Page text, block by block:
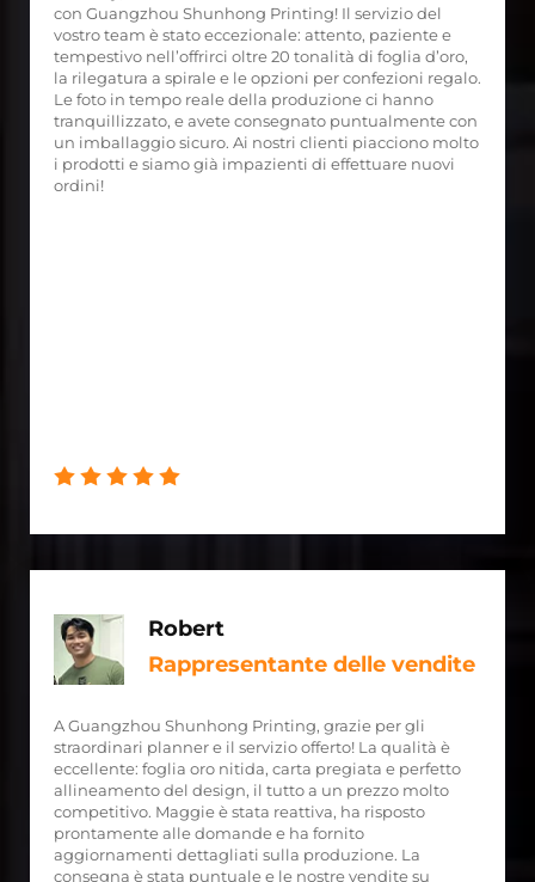
con Guangzhou Shunhong Printing! Il servizio del
vostro team è stato eccezionale: attento, paziente e
tempestivo nell’offrirci oltre 20 tonalità di foglia d’oro,
la rilegatura a spirale e le opzioni per confezioni regalo.
Le foto in tempo reale della produzione ci hanno
tranquillizzato, e avete consegnato puntualmente con
un imballaggio sicuro. Ai nostri clienti piacciono molto
i prodotti e siamo già impazienti di effettuare nuovi
ordini!
Robert
Rappresentante delle vendite
A Guangzhou Shunhong Printing, grazie per gli
straordinari planner e il servizio offerto! La qualità è
eccellente: foglia oro nitida, carta pregiata e perfetto
allineamento del design, il tutto a un prezzo molto
competitivo. Maggie è stata reattiva, ha risposto
prontamente alle domande e ha fornito
aggiornamenti dettagliati sulla produzione. La
consegna è stata puntuale e le nostre vendite su